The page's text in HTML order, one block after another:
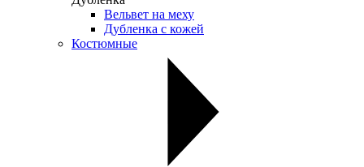
Вельвет на меху
Дубленка с кожей
Костюмные